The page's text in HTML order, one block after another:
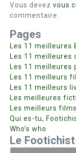
Vous devez vous
commentaire.
Pages
Les 11 meilleures
Les 11 meilleures
Les 11 meilleures
Les 11 meilleurs
Les 11 meilleurs
Les meilleures
Les meilleurs
Qui es-tu,
Who’s who
Le